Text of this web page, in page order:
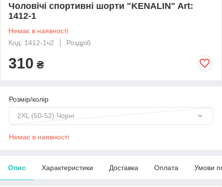
Чоловічі спортивні шорти "KENALIN" Art:
1412-1
Немає в наявності
Код: 1412-1ч2
Роздріб
310 ₴
Розмір/колір
2XL (50-52) Чорні
Немає в наявності
Опис Характеристики Доставка Оплата Умови